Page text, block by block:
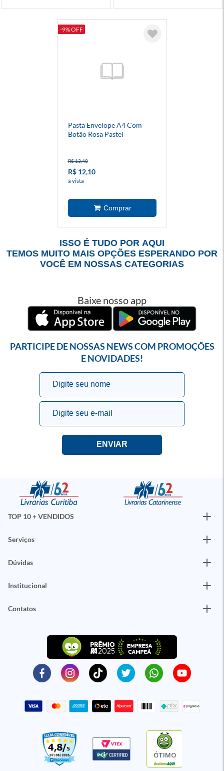
-9% OFF
Pasta Envelope A4 Com
Botão Rosa Pastel
R$ 13,40
R$ 12,10
à vista
ISSO É TUDO POR AQUI
TEMOS MUITO MAIS OPÇÕES ESPERANDO POR
VOCÊ EM NOSSAS CATEGORIAS
Baixe nosso app
PARTICIPE DE NOSSAS NEWS COM PROMOÇÕES
E NOVIDADES!
TOP 10 + VENDIDOS
Serviços
Dúvidas
Institucional
Contatos
ÓTIMO